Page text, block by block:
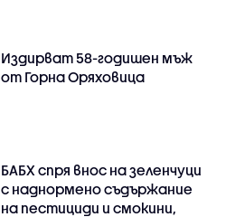
Издирват 58-годишен мъж
от Горна Оряховица
БАБХ спря внос на зеленчуци
с наднормено съдържание
на пестициди и смокини,